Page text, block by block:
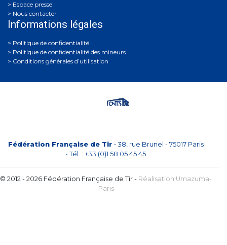
Espace presse
Nous contacter
Informations légales
Politique de confidentialité
Politique de confidentialité des mineurs
Conditions générales d’utilisation
Fédération Française de Tir • 38, rue Brunel - 75017 Paris
• Tél. : +33 (0)1 58 05 45 45
© 2012 - 2026 Fédération Française de Tir - Réalisation Umazuma-
Paris